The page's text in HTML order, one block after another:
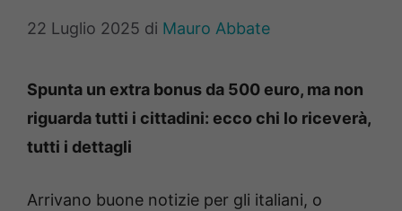
22 Luglio 2025 di Mauro Abbate
Spunta un extra bonus da 500 euro, ma non
riguarda tutti i cittadini: ecco chi lo riceverà,
tutti i dettagli
Arrivano buone notizie per gli italiani, o